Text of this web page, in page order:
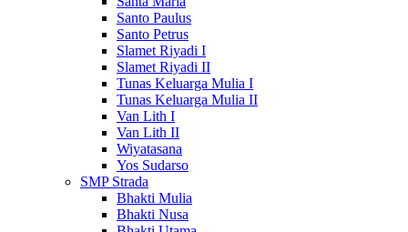
Santo Paulus
Santo Petrus
Slamet Riyadi I
Slamet Riyadi II
Tunas Keluarga Mulia I
Tunas Keluarga Mulia II
Van Lith I
Van Lith II
Wiyatasana
Yos Sudarso
SMP Strada
Bhakti Mulia
Bhakti Nusa